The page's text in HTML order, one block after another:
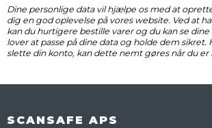
Dine personlige data vil hjælpe os med at
dig en god oplevelse på vores website. Ved at
kan du hurtigere bestille varer og du kan se
lover at passe på dine data og holde dem sikret.
slette din konto, kan dette nemt gøres når du er
SCANSAFE APS